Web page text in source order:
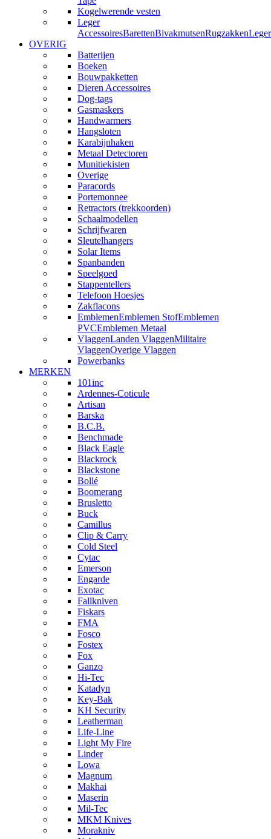
Kogelwerende vesten
Leger
AccessoiresBarettenBivakmutsenRugzakken
OVERIG
Batterijen
Boeken
Bouwpakketten
Dieren Accessoires
Dog-tags
Gasmaskers
Handwarmers
Hangsloten
Karabijnhaken
Metaal Detectoren
Munitiekisten
Overige
Paracords
Portemonnee
Retractors (trekkoorden)
Schaalmodellen
Schrijfwaren
Sleutelhangers
Solar Items
Spanbanden
Speelgoed
Stappentellers
Telefoon Hoesjes
Zakflacons
EmblemenEmblemen StofEmblemen
PVCEmblemen Metaal
VlaggenLanden VlaggenMilitaire
VlaggenOverige Vlaggen
Powerbanks
MERKEN
101inc
Ardennes-Coticule
Artisan
Barska
B.C.B.
Benchmade
Black Eagle
Blackrock
Blackstone
Bollé
Boomerang
Brusletto
Buck
Camillus
Clip & Carry
Cold Steel
Cytac
Emerson
Engarde
Exotac
Fallkniven
Fiskars
FMA
Fosco
Fostex
Fox
Ganzo
Hi-Tec
Katadyn
Key-Bak
KH Security
Leatherman
Life-Line
Light My Fire
Linder
Lowa
Magnum
Makhai
Maserin
Mil-Tec
MKM Knives
Morakniv